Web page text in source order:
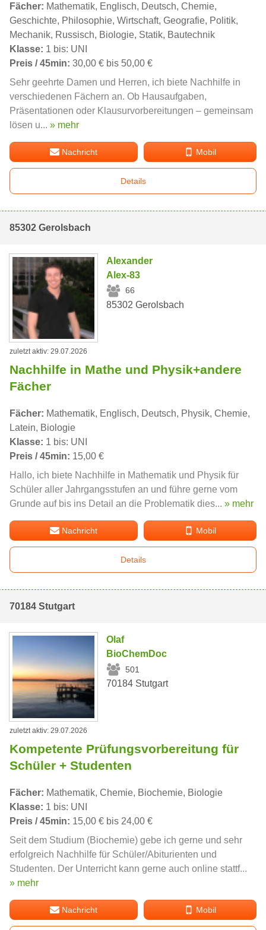
Fächer: Mathematik, Englisch, Deutsch, Chemie,
Geschichte, Philosophie, Wirtschaft, Geografie, Politik,
Mechanik, Russisch, Biologie, Statik, Bautechnik
Klasse: 1 bis: UNI
Preis / 45min: 30,00 € bis 50,00 €
Sehr geehrte Damen und Herren, ich biete Nachhilfe in
verschiedenen Fächern an. Ob Hausaufgaben,
Präsentationen oder Klausurvorbereitungen – gemeinsam
lösen u... » mehr
Nachricht Mobil
Details
85302 Gerolsbach
Alexander
Alex-83
66
85302 Gerolsbach
zuletzt aktiv: 29.07.2026
Nachhilfe in Mathe und Physik+andere
Fächer
Fächer: Mathematik, Englisch, Deutsch, Physik, Chemie,
Latein, Biologie
Klasse: 1 bis: UNI
Preis / 45min: 15,00 €
Hallo, ich biete Nachhilfe in Mathematik und Physik für
Schüler aller Jahrgangsstufen an und führe gerne vom
Grunde auf bis ins Detail an die Problematik dies... » mehr
Nachricht Mobil
Details
70184 Stutgart
Olaf
BioChemDoc
501
70184 Stutgart
zuletzt aktiv: 29.07.2026
Kompetente Prüfungsvorbereitung für
Schüler + Studenten
Fächer: Mathematik, Chemie, Biochemie, Biologie
Klasse: 1 bis: UNI
Preis / 45min: 15,00 € bis 24,00 €
Seit dem Studium (Biochemie) gebe ich gerne und sehr
erfolgreich Nachhilfe für Schüler/Abiturienten und
Studenten. Der Unterricht kann gerne auch online stattf...
» mehr
Nachricht Mobil